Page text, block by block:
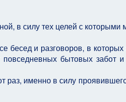
в силу тех целей с которыми
бесед и разговоров, в
бытовых забот
раз, именно в силу